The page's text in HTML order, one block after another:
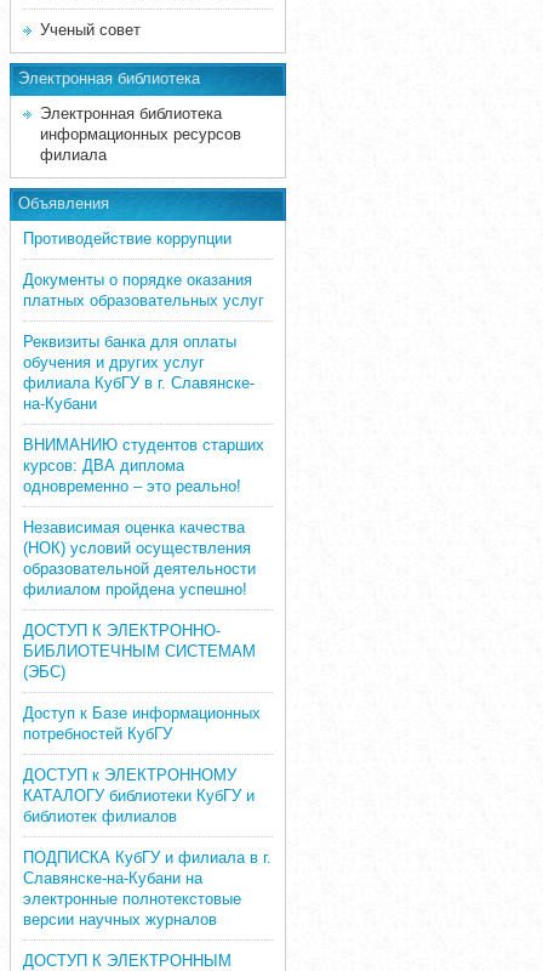
Ученый совет
Электронная библиотека
Электронная библиотека
информационных ресурсов
филиала
Объявления
Противодействие коррупции
Документы о порядке оказания
платных образовательных услуг
Реквизиты банка для оплаты
обучения и других услуг
филиала КубГУ в г. Славянске-
на-Кубани
ВНИМАНИЮ студентов старших
курсов: ДВА диплома
одновременно – это реально!
Независимая оценка качества
(НОК) условий осуществления
образовательной деятельности
филиалом пройдена успешно!
ДОСТУП К ЭЛЕКТРОННО-
БИБЛИОТЕЧНЫМ СИСТЕМАМ
(ЭБС)
Доступ к Базе информационных
потребностей КубГУ
ДОСТУП к ЭЛЕКТРОННОМУ
КАТАЛОГУ библиотеки КубГУ и
библиотек филиалов
ПОДПИСКА КубГУ и филиала в г.
Славянске-на-Кубани на
электронные полнотекстовые
версии научных журналов
ДОСТУП К ЭЛЕКТРОННЫМ